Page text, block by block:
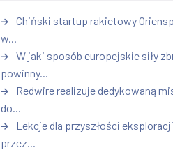
Chiński startup rakietowy
w...
W jaki sposób europejskie siły
powinny...
Redwire realizuje dedykowaną
do...
Lekcje dla przyszłości
przez...